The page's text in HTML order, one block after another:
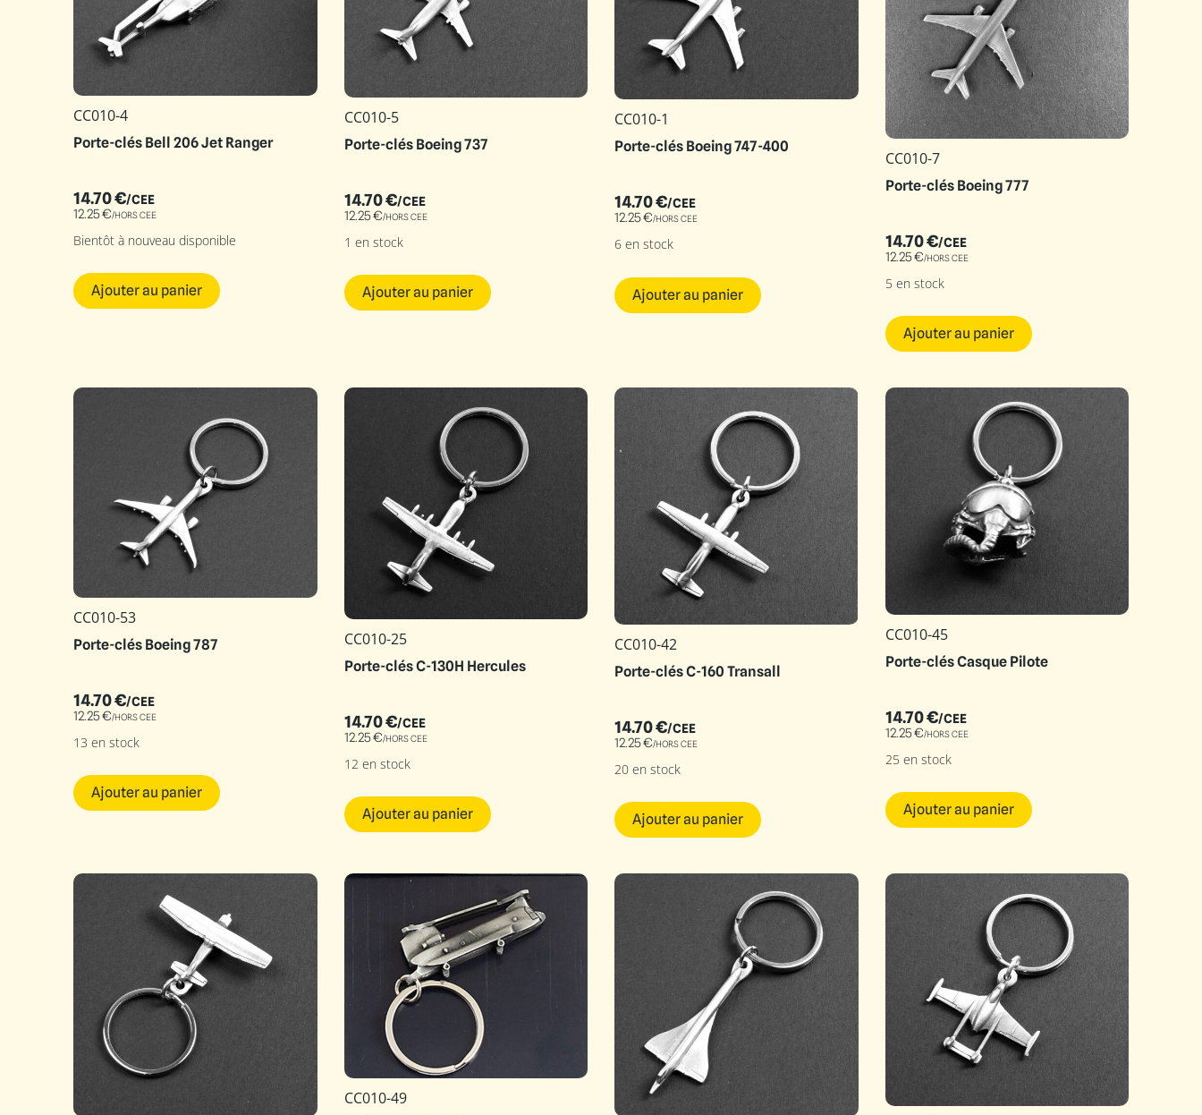
CC010-4
Porte-clés Bell 206 Jet Ranger
14.70€/CEE
12.25€/HORS CEE
Bientôt à nouveau disponible
Ajouter au panier
CC010-5
Porte-clés Boeing 737
14.70€/CEE
12.25€/HORS CEE
1 en stock
Ajouter au panier
CC010-1
Porte-clés Boeing 747-400
14.70€/CEE
12.25€/HORS CEE
6 en stock
Ajouter au panier
CC010-7
Porte-clés Boeing 777
14.70€/CEE
12.25€/HORS CEE
5 en stock
Ajouter au panier
CC010-53
Porte-clés Boeing 787
14.70€/CEE
12.25€/HORS CEE
13 en stock
Ajouter au panier
CC010-25
Porte-clés C-130H Hercules
14.70€/CEE
12.25€/HORS CEE
12 en stock
Ajouter au panier
CC010-42
Porte-clés C-160 Transall
14.70€/CEE
12.25€/HORS CEE
20 en stock
Ajouter au panier
CC010-45
Porte-clés Casque Pilote
14.70€/CEE
12.25€/HORS CEE
25 en stock
Ajouter au panier
CC010-49